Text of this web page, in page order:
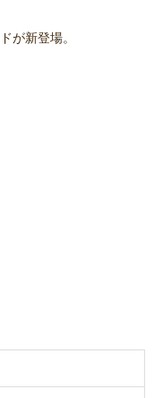
が新登場。
す。